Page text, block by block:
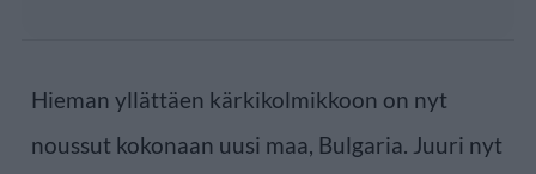
Hieman yllättäen kärkikolmikkoon on nyt
noussut kokonaan uusi maa, Bulgaria. Juuri nyt